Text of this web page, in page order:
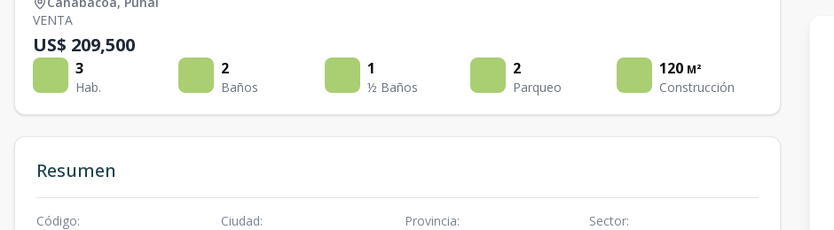
VENTA
US$ 209,500
3
Hab.
2
Baños
1
½ Baños
2
Parqueo
120 M²
Construcción
Resumen
Código: Ciudad: Provincia: Sector: